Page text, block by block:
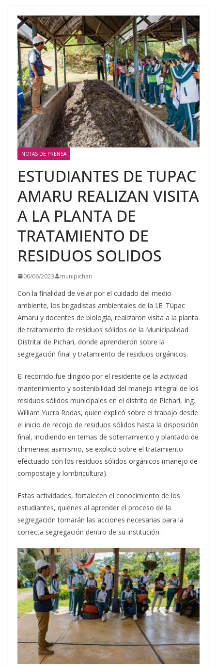
NOTAS DE PRENSA
ESTUDIANTES DE TUPAC
AMARU REALIZAN VISITA
A LA PLANTA DE
TRATAMIENTO DE
RESIDUOS SOLIDOS
06/06/2023 munipichari
Con la finalidad de velar por el cuidado del medio
ambiente, los brigadistas ambientales de la I.E. Túpac
Amaru y docentes de biología, realizaron visita a la planta
de tratamiento de residuos sólidos de la Municipalidad
Distrital de Pichari, donde aprendieron sobre la
segregación final y tratamiento de residuos orgánicos.
El recorrido fue dirigido por el residente de la actividad
mantenimiento y sostenibilidad del manejo integral de los
residuos sólidos municipales en el distrito de Pichari, Ing.
William Yucra Rodas, quien explicó sobre el trabajo desde
el inicio de recojo de residuos sólidos hasta la disposición
final, incidiendo en temas de soterramiento y plantado de
chimenea; asimismo, se explicó sobre el tratamiento
efectuado con los residuos sólidos orgánicos (manejo de
compostaje y lombricultura).
Estas actividades, fortalecen el conocimiento de los
estudiantes, quienes al aprender el proceso de la
segregación tomarán las acciones necesarias para la
correcta segregación dentro de su institución.